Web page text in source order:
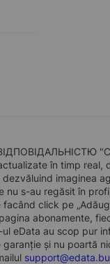
în timp
imaginea
s-au regăsit în
click pe
abonamente,
eData au scop pur
și nu poartă